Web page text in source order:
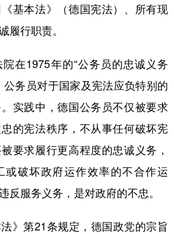
基本法》（德国宪法）、所有现
履行职责。
1975年的“公务员的忠诚义务
公务员对于国家及宪法应负特别的
实践中，德国公务员不仅被要求
的宪法秩序，不从事任何破坏宪
要求履行更高程度的忠诚义务，
或破坏政府运作效率的不合作运
反服务义务，是对政府的不忠。
第21条规定，德国政党的宗旨